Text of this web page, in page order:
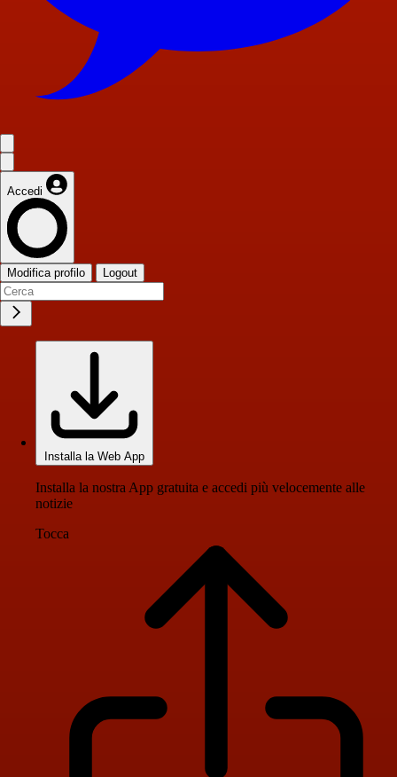
Accedi
Modifica profilo Logout
Installa la Web App
Installa la nostra App gratuita e accedi più velocemente alle
notizie
Tocca